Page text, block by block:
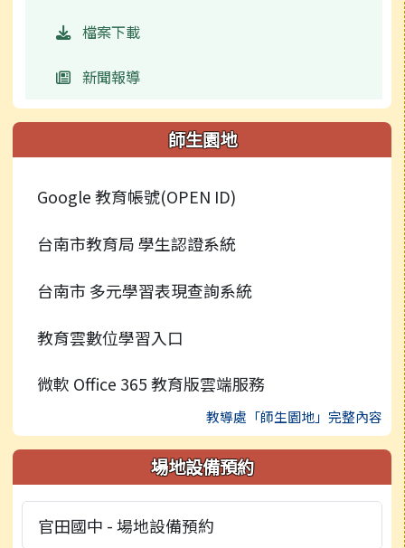
檔案下載
新聞報導
師生園地
Google 教育帳號(OPEN ID)
台南市教育局 學生認證系統
台南市 多元學習表現查詢系統
教育雲數位學習入口
微軟 Office 365 教育版雲端服務
教導處「師生園地」完整內容
場地設備預約
官田國中 - 場地設備預約